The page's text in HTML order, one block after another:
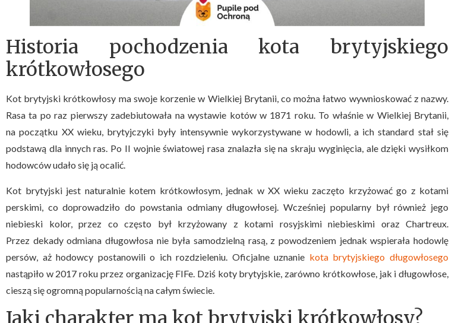
Historia pochodzenia kota brytyjskiego
krótkowłosego
Kot brytyjski krótkowłosy ma swoje korzenie w Wielkiej Brytanii, co można łatwo wywnioskować z nazwy.
Rasa ta po raz pierwszy zadebiutowała na wystawie kotów w 1871 roku. To właśnie w Wielkiej Brytanii,
na początku XX wieku, brytyjczyki były intensywnie wykorzystywane w hodowli, a ich standard stał się
podstawą dla innych ras. Po II wojnie światowej rasa znalazła się na skraju wyginięcia, ale dzięki wysiłkom
hodowców udało się ją ocalić.
Kot brytyjski jest naturalnie kotem krótkowłosym, jednak w XX wieku zaczęto krzyżować go z kotami
perskimi, co doprowadziło do powstania odmiany długowłosej. Wcześniej popularny był również jego
niebieski kolor, przez co często był krzyżowany z kotami rosyjskimi niebieskimi oraz Chartreux.
Przez dekady odmiana długowłosa nie była samodzielną rasą, z powodzeniem jednak wspierała hodowlę
persów, aż hodowcy postanowili o ich rozdzieleniu. Oficjalne uznanie kota brytyjskiego długowłosego
nastąpiło w 2017 roku przez organizację FIFe. Dziś koty brytyjskie, zarówno krótkowłose, jak i długowłose,
cieszą się ogromną popularnością na całym świecie.